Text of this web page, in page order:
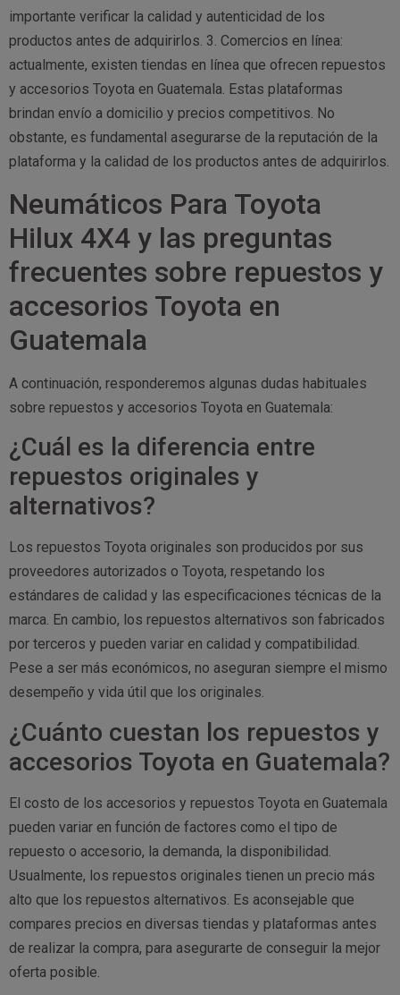
importante verificar la calidad y autenticidad de los
productos antes de adquirirlos. 3. Comercios en línea:
actualmente, existen tiendas en línea que ofrecen repuestos
y accesorios Toyota en Guatemala. Estas plataformas
brindan envío a domicilio y precios competitivos. No
obstante, es fundamental asegurarse de la reputación de la
plataforma y la calidad de los productos antes de adquirirlos.
Neumáticos Para Toyota
Hilux 4X4 y las preguntas
frecuentes sobre repuestos y
accesorios Toyota en
Guatemala
A continuación, responderemos algunas dudas habituales
sobre repuestos y accesorios Toyota en Guatemala:
¿Cuál es la diferencia entre
repuestos originales y
alternativos?
Los repuestos Toyota originales son producidos por sus
proveedores autorizados o Toyota, respetando los
estándares de calidad y las especificaciones técnicas de la
marca. En cambio, los repuestos alternativos son fabricados
por terceros y pueden variar en calidad y compatibilidad.
Pese a ser más económicos, no aseguran siempre el mismo
desempeño y vida útil que los originales.
¿Cuánto cuestan los repuestos y
accesorios Toyota en Guatemala?
El costo de los accesorios y repuestos Toyota en Guatemala
pueden variar en función de factores como el tipo de
repuesto o accesorio, la demanda, la disponibilidad.
Usualmente, los repuestos originales tienen un precio más
alto que los repuestos alternativos. Es aconsejable que
compares precios en diversas tiendas y plataformas antes
de realizar la compra, para asegurarte de conseguir la mejor
oferta posible.